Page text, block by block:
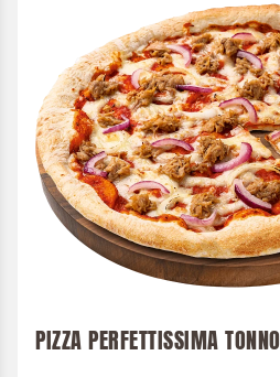
PIZZA PERFETTISSIMA TONNO